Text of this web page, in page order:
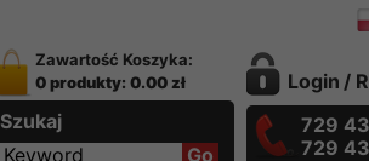
Zawartość Koszyka:
0 produkty: 0.00 zł
Szukaj
Login /
729
729